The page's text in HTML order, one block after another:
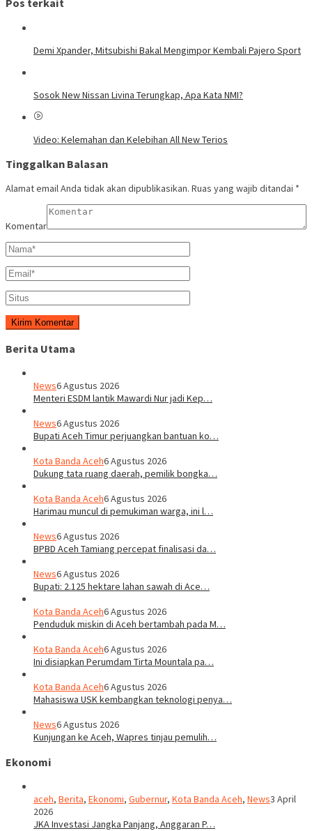
Pos terkait
Demi Xpander, Mitsubishi Bakal Mengimpor Kembali Pajero Sport
Sosok New Nissan Livina Terungkap, Apa Kata NMI?
Video: Kelemahan dan Kelebihan All New Terios
Tinggalkan Balasan
Alamat email Anda tidak akan dipublikasikan. Ruas yang wajib ditandai *
Komentar
Berita Utama
News6 Agustus 2026
Menteri ESDM lantik Mawardi Nur jadi Kep…
News6 Agustus 2026
Bupati Aceh Timur perjuangkan bantuan ko…
Kota Banda Aceh6 Agustus 2026
Dukung tata ruang daerah, pemilik bongka…
Kota Banda Aceh6 Agustus 2026
Harimau muncul di pemukiman warga, ini l…
News6 Agustus 2026
BPBD Aceh Tamiang percepat finalisasi da…
News6 Agustus 2026
Bupati: 2.125 hektare lahan sawah di Ace…
Kota Banda Aceh6 Agustus 2026
Penduduk miskin di Aceh bertambah pada M…
Kota Banda Aceh6 Agustus 2026
Ini disiapkan Perumdam Tirta Mountala pa…
Kota Banda Aceh6 Agustus 2026
Mahasiswa USK kembangkan teknologi penya…
News6 Agustus 2026
Kunjungan ke Aceh, Wapres tinjau pemulih…
Ekonomi
aceh, Berita, Ekonomi, Gubernur, Kota Banda Aceh, News3 April
2026
JKA Investasi Jangka Panjang, Anggaran P…